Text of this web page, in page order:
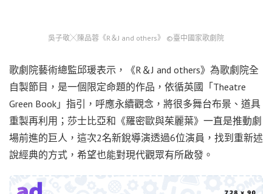
吳子敬╳陳品蓉《R＆J and others》 ©臺中國家歌劇院
歌劇院藝術總監邱瑗表示，《R＆J and others》為歌劇院全
自製節目，是一個限定命題的作品，依循英國「Theatre
Green Book」指引，呼應永續觀念，將很多舞台布景、道具
重製再利用；莎士比亞和《羅密歐與茱麗葉》一直是推動劇
場前進的巨人，這次2名新銳導演透過6位演員，找到重新述
說經典的方式，希望也能對現代觀眾有所啟發。